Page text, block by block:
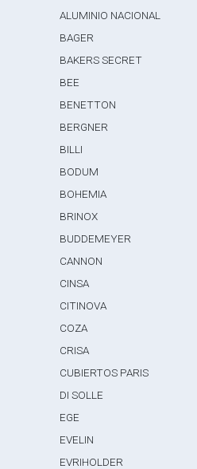
ALUMINIO NACIONAL
BAGER
BAKERS SECRET
BEE
BENETTON
BERGNER
BILLI
BODUM
BOHEMIA
BRINOX
BUDDEMEYER
CANNON
CINSA
CITINOVA
COZA
CRISA
CUBIERTOS PARIS
DI SOLLE
EGE
EVELIN
EVRIHOLDER